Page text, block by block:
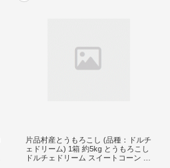
片品村産とうもろこし (品種：ドルチ
ェドリーム) 1箱 約5kg とうもろこし
ドルチェドリーム スイートコーン 片